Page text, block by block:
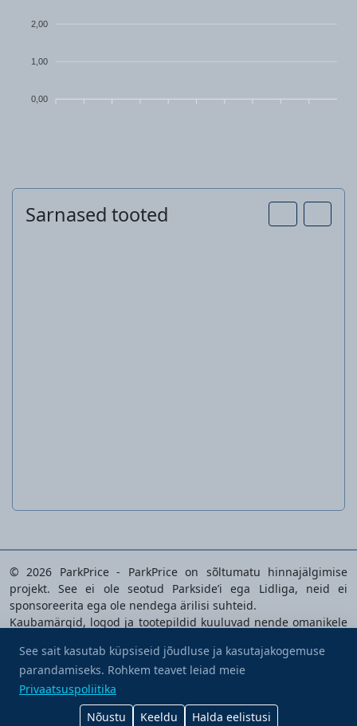
2,00
1,00
0,00
Sarnased tooted
© 2026 ParkPrice - ParkPrice on sõltumatu hinnajälgimise
projekt. See ei ole seotud Parkside’i ega Lidliga, neid ei
sponsoreerita ega ole nendega ärilisi suhteid.
Kaubamärgid, logod ja tootepildid kuuluvad nende omanikele
tuvastamiseks.
Privaatsuspoliitika |Kasutustingimused|
eelistused|Kontakt
Osta mulle kohv
See sait kasutab küpsiseid jõudluse ja kasutajakogemuse
parandamiseks. Rohkem teavet leiad meie
Privaatsuspoliitika
Nõustu
Keeldu Halda eelistusi